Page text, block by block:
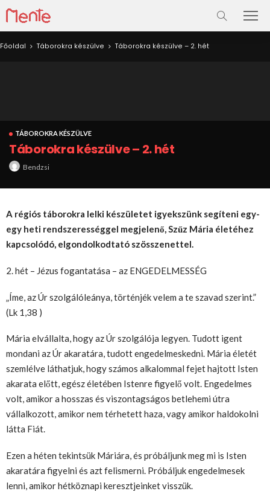
Főoldal Táborokra készülve Táborokra készülve – 2. hét
TÁBOROKRA KÉSZÜLVE
Táborokra készülve – 2. hét
Bendzsi
A régiós táborokra lelki készületet igyekszünk segíteni egy-
egy heti rendszerességgel megjelenő, Szűz Mária életéhez
kapcsolódó, elgondolkodtató szösszenettel.
2. hét – Jézus fogantatása – az ENGEDELMESSÉG
„Íme, az Úr szolgálóleánya, történjék velem a te szavad szerint.”
(Lk 1,38 )
Mária elvállalta, hogy az Úr szolgálója legyen. Tudott igent
mondani az Úr akaratára, tudott engedelmeskedni. Mária életét
szemlélve láthatjuk, hogy számos alkalommal fejet hajtott Isten
akarata előtt, egész életében Istenre figyelő volt. Engedelmes
volt, amikor a hosszas és viszontagságos betlehemi útra
vállalkozott, amikor nem térhetett haza, vagy amikor haldokolni
látta Fiát.
Ezen a héten tekintsük Máriára, és próbáljunk meg mi is Isten
akaratára figyelni és azt felismerni. Próbáljuk engedelmesek
lenni, amikor hétköznapi keresztjeinket visszük.